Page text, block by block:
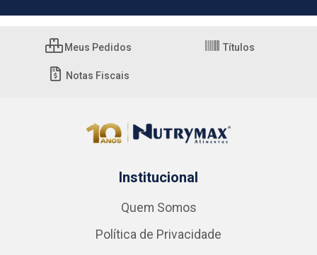
Meus Pedidos Títulos
Notas Fiscais
Institucional
Quem Somos
Política de Privacidade